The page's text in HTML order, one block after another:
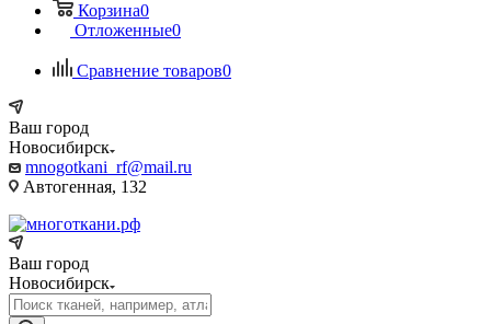
Корзина0
Отложенные0
Сравнение товаров0
Ваш город
Новосибирск
mnogotkani_rf@mail.ru
Автогенная, 132
Ваш город
Новосибирск